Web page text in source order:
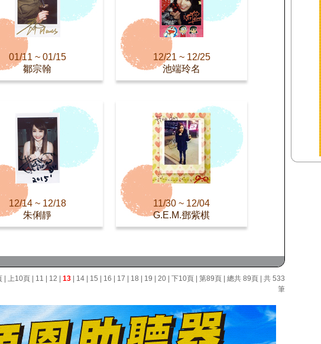
01/11 ~ 01/15
鄒宗翰
12/21 ~ 12/25
池端玲名
12/14 ~ 12/18
朱俐靜
11/30 ~ 12/04
G.E.M.鄧紫棋
上10頁 11 12 13 14 15 16 17 18 19 20 下10頁 第89頁 | 總共 89頁 | 共 533
筆